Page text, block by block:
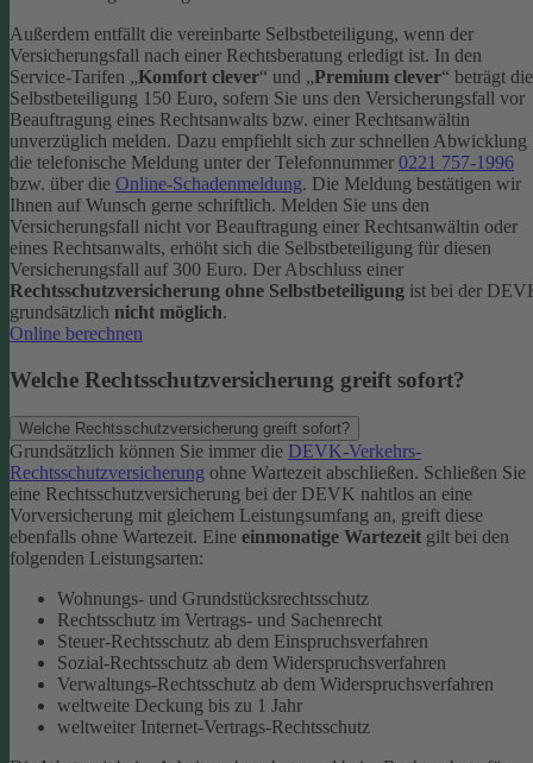
Außerdem entfällt die vereinbarte Selbstbeteiligung, wenn der
Versicherungsfall nach einer Rechtsberatung erledigt ist. In den
Service-Tarifen „Komfort clever“ und „Premium clever“ beträgt die
Selbstbeteiligung 150 Euro, sofern Sie uns den Versicherungsfall vor
Beauftragung eines Rechtsanwalts bzw. einer Rechtsanwältin
unverzüglich melden. Dazu empfiehlt sich zur schnellen Abwicklung
die telefonische Meldung unter der Telefonnummer 0221 757-1996
bzw. über die Online-Schadenmeldung. Die Meldung bestätigen wir
Ihnen auf Wunsch gerne schriftlich. Melden Sie uns den
Versicherungsfall nicht vor Beauftragung einer Rechtsanwältin oder
eines Rechtsanwalts, erhöht sich die Selbstbeteiligung für diesen
Versicherungsfall auf 300 Euro. Der Abschluss einer
Rechtsschutzversicherung ohne Selbstbeteiligung ist bei der
grundsätzlich nicht möglich.
Online berechnen
Welche Rechtsschutzversicherung greift sofort?
Welche Rechtsschutzversicherung greift sofort?
Grundsätzlich können Sie immer die DEVK-Verkehrs-
Rechtsschutzversicherung ohne Wartezeit abschließen. Schließen Sie
eine Rechtsschutzversicherung bei der DEVK nahtlos an eine
Vorversicherung mit gleichem Leistungsumfang an, greift diese
ebenfalls ohne Wartezeit. Eine einmonatige Wartezeit gilt bei den
folgenden Leistungsarten:
Wohnungs- und Grundstücksrechtsschutz
Rechtsschutz im Vertrags- und Sachenrecht
Steuer-Rechtsschutz ab dem Einspruchsverfahren
Sozial-Rechtsschutz ab dem Widerspruchsverfahren
Verwaltungs-Rechtsschutz ab dem Widerspruchsverfahren
weltweite Deckung bis zu 1 Jahr
weltweiter Internet-Vertrags-Rechtsschutz